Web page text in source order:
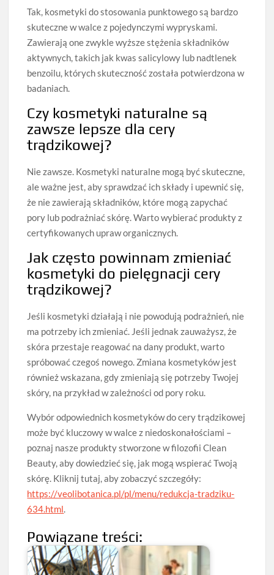
Tak, kosmetyki do stosowania punktowego są bardzo
skuteczne w walce z pojedynczymi wypryskami.
Zawierają one zwykle wyższe stężenia składników
aktywnych, takich jak kwas salicylowy lub nadtlenek
benzoilu, których skuteczność została potwierdzona w
badaniach.
Czy kosmetyki naturalne są
zawsze lepsze dla cery
trądzikowej?
Nie zawsze. Kosmetyki naturalne mogą być skuteczne,
ale ważne jest, aby sprawdzać ich składy i upewnić się,
że nie zawierają składników, które mogą zapychać
pory lub podrażniać skórę. Warto wybierać produkty z
certyfikowanych upraw organicznych.
Jak często powinnam zmieniać
kosmetyki do pielęgnacji cery
trądzikowej?
Jeśli kosmetyki działają i nie powodują podrażnień, nie
ma potrzeby ich zmieniać. Jeśli jednak zauważysz, że
skóra przestaje reagować na dany produkt, warto
spróbować czegoś nowego. Zmiana kosmetyków jest
również wskazana, gdy zmieniają się potrzeby Twojej
skóry, na przykład w zależności od pory roku.
Wybór odpowiednich kosmetyków do cery trądzikowej
może być kluczowy w walce z niedoskonałościami –
poznaj nasze produkty stworzone w filozofii Clean
Beauty, aby dowiedzieć się, jak mogą wspierać Twoją
skórę. Kliknij tutaj, aby zobaczyć szczegóły:
https://veolibotanica.pl/pl/menu/redukcja-tradziku-
634.html.
Powiązane treści: